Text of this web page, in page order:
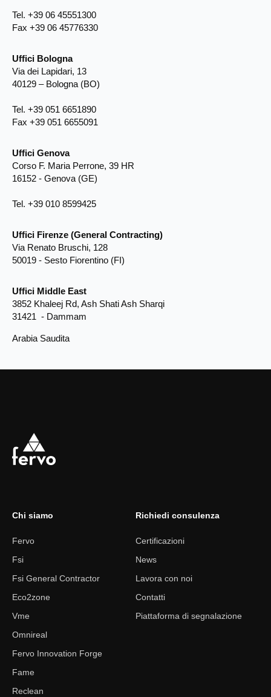
Tel. +39 06 45551300
Fax +39 06 45776330
Uffici Bologna
Via dei Lapidari, 13
40129 – Bologna (BO)
Tel. +39 051 6651890
Fax +39 051 6655091
Uffici Genova
Corso F. Maria Perrone, 39 HR
16152 - Genova (GE)
Tel. +39 010 8599425
Uffici Firenze (General Contracting)
Via Renato Bruschi, 128
50019 - Sesto Fiorentino (FI)
Uffici Middle East
3852 Khaleej Rd, Ash Shati Ash Sharqi
31421 - Dammam
Arabia Saudita
Chi siamo
Fervo
Fsi
Fsi General Contractor
Eco2zone
Vme
Omnireal
Fervo Innovation Forge
Fame
Reclean
Richiedi consulenza
Certificazioni
News
Lavora con noi
Contatti
Piattaforma di segnalazione